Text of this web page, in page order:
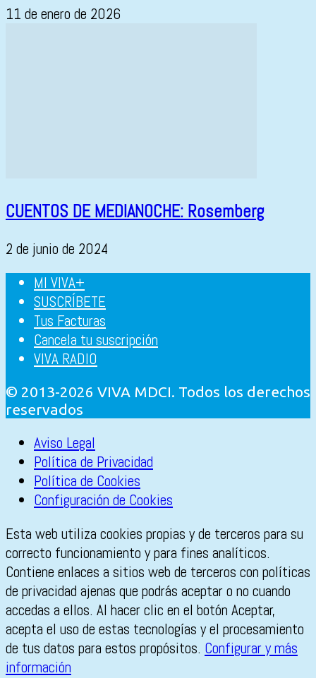
11 de enero de 2026
CUENTOS DE MEDIANOCHE: Rosemberg
2 de junio de 2024
MI VIVA+
SUSCRÍBETE
Tus Facturas
Cancela tu suscripción
VIVA RADIO
© 2013-2026 VIVA MDCI. Todos los derechos
reservados
Aviso Legal
Política de Privacidad
Política de Cookies
Configuración de Cookies
Esta web utiliza cookies propias y de terceros para su
correcto funcionamiento y para fines analíticos.
Contiene enlaces a sitios web de terceros con políticas
de privacidad ajenas que podrás aceptar o no cuando
accedas a ellos. Al hacer clic en el botón Aceptar,
acepta el uso de estas tecnologías y el procesamiento
de tus datos para estos propósitos. Configurar y más
información